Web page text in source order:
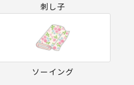
刺し子
ソーイング